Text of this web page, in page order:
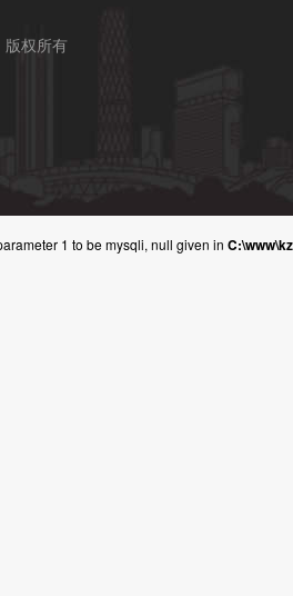
版权所有
1 to be mysqli, null given in